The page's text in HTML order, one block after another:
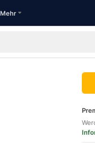
Mehr